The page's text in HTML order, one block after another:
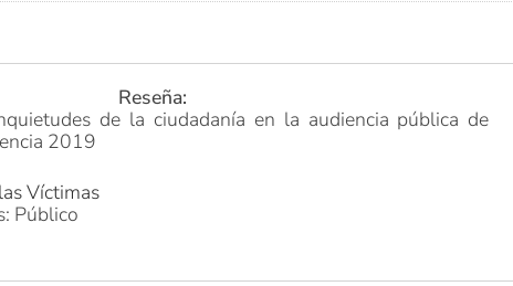
Reseña:
de la ciudadanía en la audiencia pública de
2019
Víctimas
Público